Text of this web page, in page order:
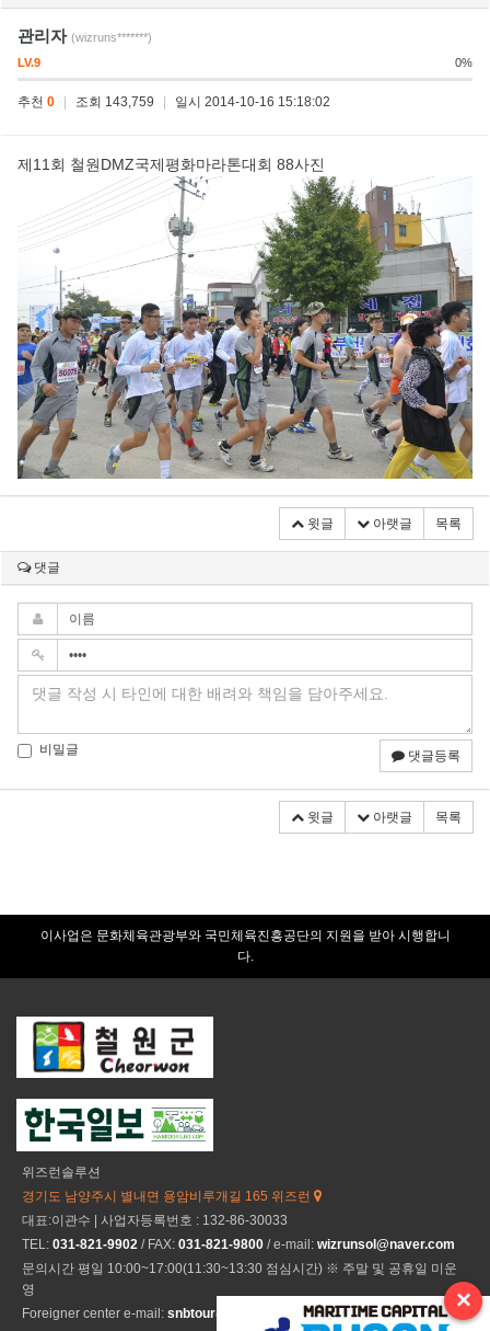
관리자 (wizruns*******)
LV.9
0%
추천 0 조회 143,759 일시 2014-10-16 15:18:02
제11회 철원DMZ국제평화마라톤대회 88사진
윗글 아랫글 목록
댓글
비밀글 댓글등록
윗글 아랫글 목록
이사업은 문화체육관광부와 국민체육진흥공단의 지원을 받아 시행합니
다.
위즈런솔루션
경기도 남양주시 별내면 용암비루개길 165 위즈런
대표:이관수 | 사업자등록번호 : 132-86-30033
TEL: 031-821-9902 / FAX: 031-821-9800 / e-mail: wizrunsol@naver.com
문의시간 평일 10:00~17:00(11:30~13:30 점심시간) ※ 주말 및 공휴일 미운
영
Foreigner center e-mail: snbtour@naver.com ×